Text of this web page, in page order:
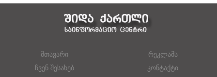
მთავარი
რეკლამა
ჩვენ შესახებ
კონტაქტი